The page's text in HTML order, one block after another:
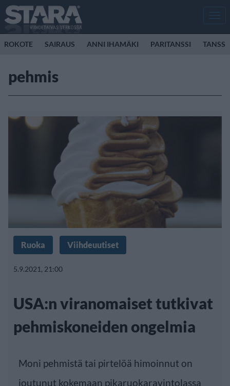
ROKOTE SAIRAUS ANNI IHAMÄKI PARITANSSI TANSSI
pehmis
Ruoka Viihdeuutiset
5.9.2021, 21:00
USA:n viranomaiset tutkivat
pehmiskoneiden ongelmia
Moni pehmistä tai pirtelöä himoinnut on
joutunut kokemaan pikaruokaravintolassa